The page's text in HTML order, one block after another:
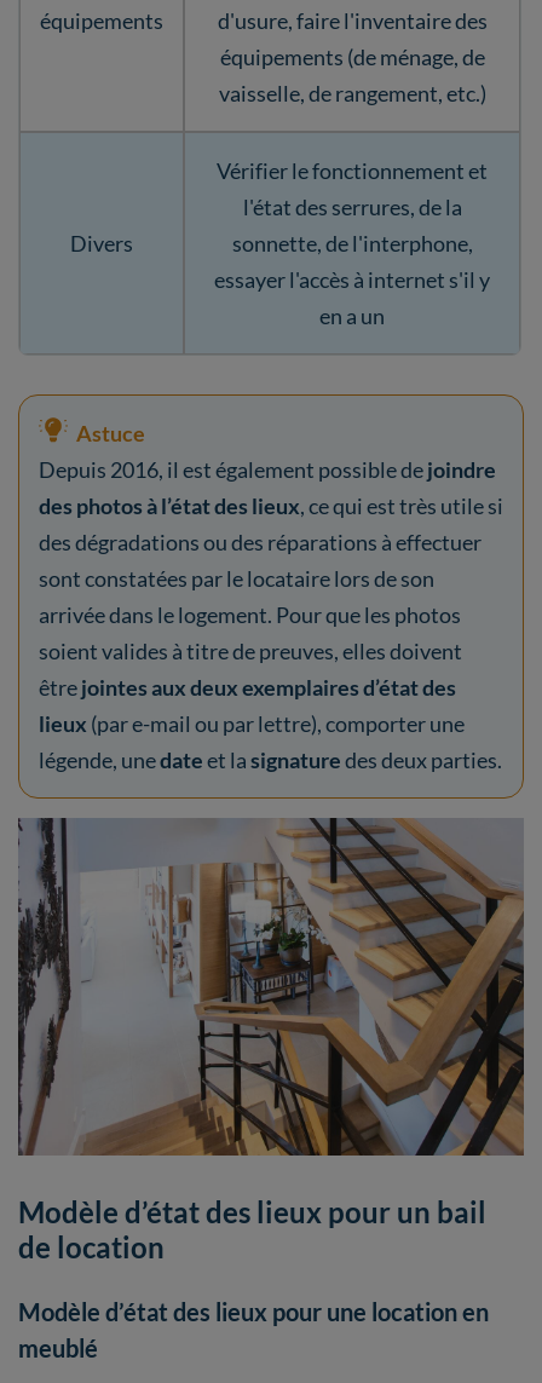
équipements
d'usure, faire l'inventaire des
équipements (de ménage, de
vaisselle, de rangement, etc.)
Divers
Vérifier le fonctionnement et
l'état des serrures, de la
sonnette, de l'interphone,
essayer l'accès à internet s'il y
en a un
Astuce
Depuis 2016, il est également possible dejoindre
des photos à l’état des lieux, ce qui est très utile si
des dégradations ou des réparations à effectuer
sont constatées par le locataire lors de son
arrivée dans le logement. Pour que les photos
soient valides à titre de preuves, elles doivent
êtrejointes aux deux exemplaires d’état des
lieux (par e-mail ou par lettre), comporter une
légende, unedateet lasignaturedes deux parties.
Modèle d’état des lieux pour un bail
de location
Modèle d’état des lieux pour une location en
meublé